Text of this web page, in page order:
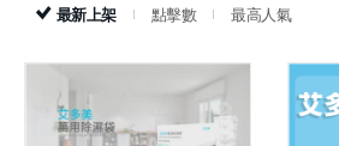
最新上架 點擊數 最高人氣